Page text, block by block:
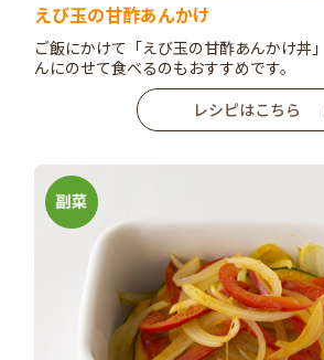
えび玉の甘酢あんかけ
ご飯にかけて「えび玉の甘酢あんかけ丼
んにのせて食べるのもおすすめです。
レシピはこちら